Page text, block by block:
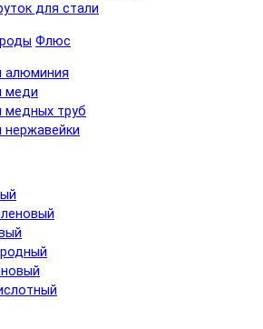
для стали
Флюс
алюминия
меди
медных труб